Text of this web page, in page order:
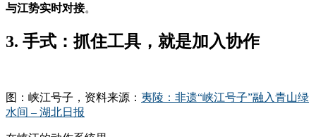
与江势实时对接。
3. 手式：抓住工具，就是加入协作
图：峡江号子，资料来源： 夷陵：非遗“峡江号子”融入青山绿
水间 – 湖北日报